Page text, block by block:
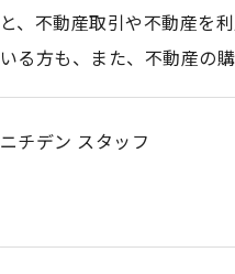
と、不動産取引や不動産を
いる方も、また、不動産の
ニチデン スタッフ